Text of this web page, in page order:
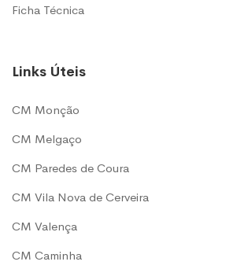
Ficha Técnica
Links Úteis
CM Monção
CM Melgaço
CM Paredes de Coura
CM Vila Nova de Cerveira
CM Valença
CM Caminha